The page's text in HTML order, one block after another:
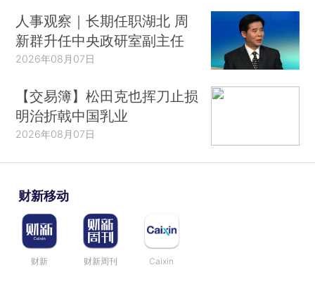
人事观察｜长期任职湖北 周
新群升任中央政研室副主任
2026年08月07日
【交易簿】松田克也挥刀止损
明治折戟中国乳业
2026年08月07日
财新移动
财新 财新周刊 Caixin